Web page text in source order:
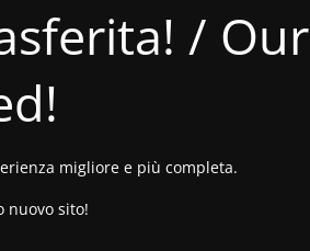
/ Our
migliore e più completa.
nuovo sito!